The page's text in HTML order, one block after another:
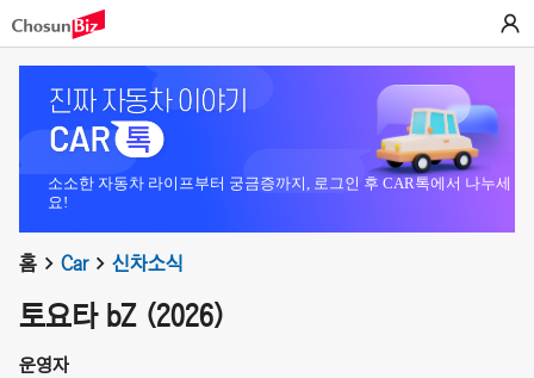
소소한 자동차 라이프부터 궁금증까지, 로그인 후 CAR톡에서 나누세
요!
홈 Car 신차소식
토요타 bZ (2026)
운영자